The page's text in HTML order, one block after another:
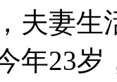
夫妻生
年23